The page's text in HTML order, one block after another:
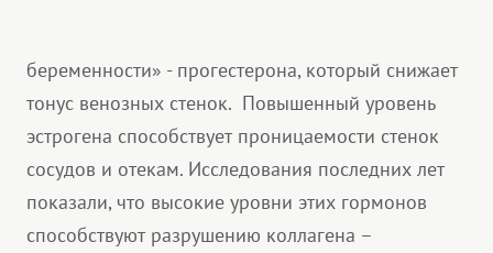
беременности» - прогестерона, который снижает
тонус венозных стенок. Повышенный уровень
эстрогена способствует проницаемости стенок
сосудов и отекам. Исследования последних лет
показали, что высокие уровни этих гормонов
способствуют разрушению коллагена –